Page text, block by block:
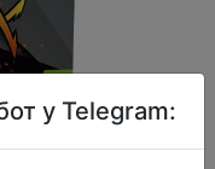
у Telegram: